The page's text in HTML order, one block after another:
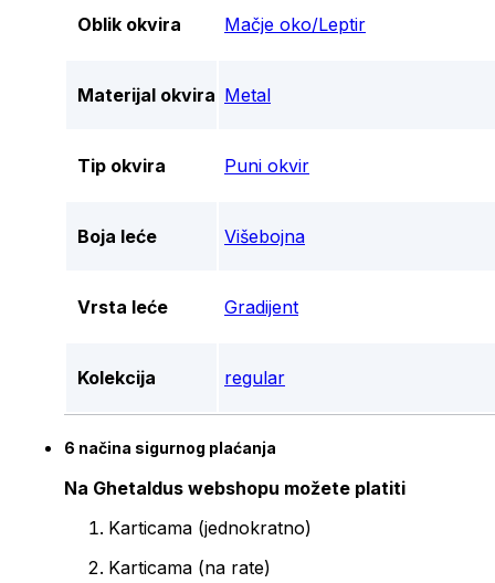
Oblik okvira Mačje oko/Leptir
Materijal okvira Metal
Tip okvira Puni okvir
Boja leće Višebojna
Vrsta leće Gradijent
Kolekcija regular
6 načina sigurnog plaćanja
Na Ghetaldus webshopu možete platiti
Karticama (jednokratno)
Karticama (na rate)